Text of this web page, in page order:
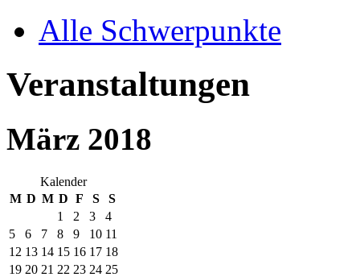
Alle Schwerpunkte
Veranstaltungen
März 2018
Kalender
M D M D F S
S
1
2 3
4
5
6 7 8 9 10 11
12 13 14 15 16 17 18
19 20 21 22 23 24 25